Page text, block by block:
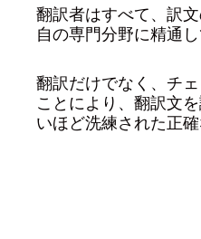
翻訳者はすべて、訳
自の専門分野に精通し
翻訳だけでなく、チ
ことにより、翻訳文
いほど洗練された正